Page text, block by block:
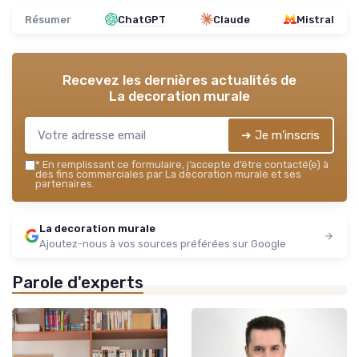
Résumer ChatGPT Claude Mistral
Recevez les dernières actualités de
La decoration murale
➔ Je m'inscris
* En remplissant ce formulaire, j’accepte d’être contacté(e) à
des fins commerciales par La decoration murale et ses
partenaires.
La decoration murale
Ajoutez-nous à vos sources préférées sur Google
Parole d'experts